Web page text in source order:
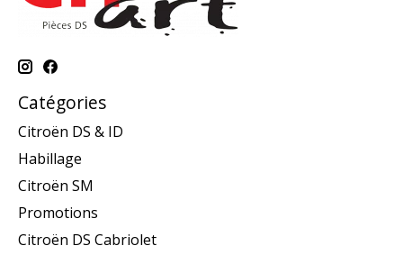
Catégories
Citroën DS & ID
Habillage
Citroën SM
Promotions
Citroën DS Cabriolet